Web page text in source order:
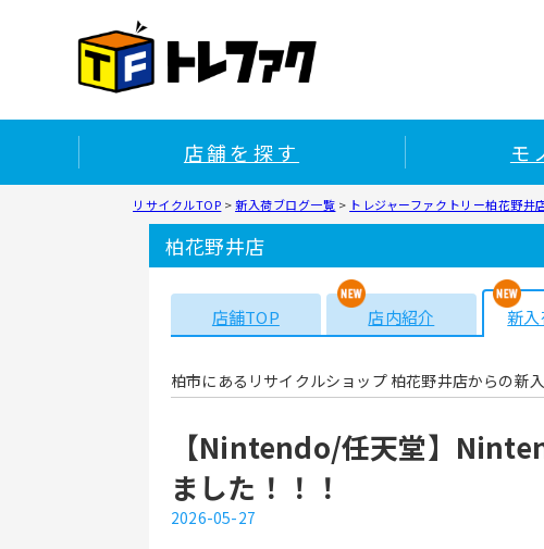
店舗を探す モ
リサイクルTOP >新入荷ブログ一覧 > トレジャーファクトリー柏花野井
柏花野井店
店舗TOP 店内紹介 新
柏市にあるリサイクルショップ 柏花野井店からの新
【Nintendo/任天堂】
ました！！！
2026-05-27